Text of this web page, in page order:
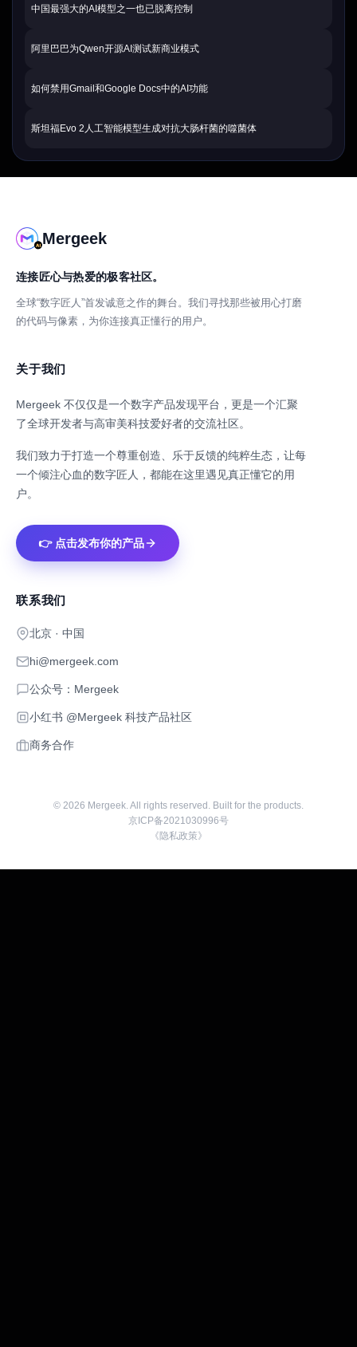
中国最强大的AI模型之一也已脱离控制
阿里巴巴为Qwen开源AI测试新商业模式
如何禁用Gmail和Google Docs中的AI功能
斯坦福Evo 2人工智能模型生成对抗大肠杆菌的噬菌体
Mergeek
连接匠心与热爱的极客社区。
全球“数字匠人”首发诚意之作的舞台。我们寻找那些被用心打磨
的代码与像素，为你连接真正懂行的用户。
关于我们
Mergeek 不仅仅是一个数字产品发现平台，更是一个汇聚
了全球开发者与高审美科技爱好者的交流社区。
我们致力于打造一个尊重创造、乐于反馈的纯粹生态，让每
一个倾注心血的数字匠人，都能在这里遇见真正懂它的用
户。
👉 点击发布你的产品
联系我们
北京 · 中国
hi@mergeek.com
公众号：Mergeek
小红书 @Mergeek 科技产品社区
商务合作
© 2026 Mergeek. All rights reserved. Built for the products.
京ICP备2021030996号
《隐私政策》